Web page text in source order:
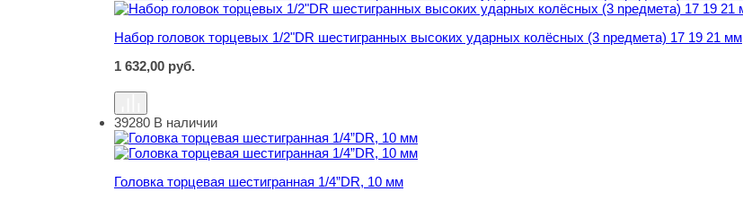
Набор головок торцевых 1/2"DR шестигранных высоких ударных колёсных (3 npедмета) 17 19 21 мм
1 632,00 руб.
Головка торцевая шестигранная 1/4”DR, 10 мм
39280 В наличии
Головка торцевая шестигранная 1/4”DR, 10 мм